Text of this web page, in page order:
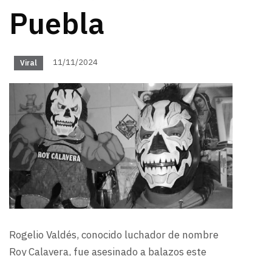
Puebla
Viral 11/11/2024
Rogelio Valdés, conocido luchador de nombre
Roy Calavera, fue asesinado a balazos este